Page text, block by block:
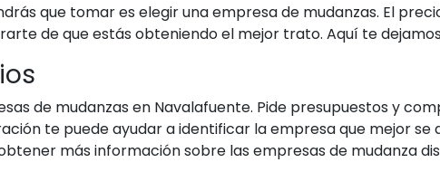
que tomar es elegir una empresa de mudanzas. El
de que estás obteniendo el mejor trato. Aquí te
de mudanzas en Navalafuente. Pide presupuestos y
te puede ayudar a identificar la empresa que mejor se
más información sobre las empresas de mudanza